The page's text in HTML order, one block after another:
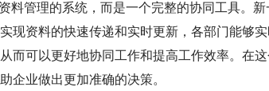
料管理的系统，而是一个完整的协同工具。
现资料的快速传递和实时更新，各部门能够
而可以更好地协同工作和提高工作效率。在
企业做出更加准确的决策。